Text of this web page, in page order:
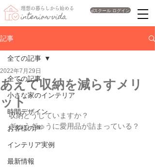
interior-vida
理想の暮らしから始める dスクール ログイン
記事
全ての記事
小さな家のインテリア
時間デザイン
お客様の声
インテリア実例
最新情報
全ての記事
あえて収納を減らすメリ
ット
2022年7月29日
収納どうしていますか？
ぎゅうぎゅうに愛用品が詰まっている？